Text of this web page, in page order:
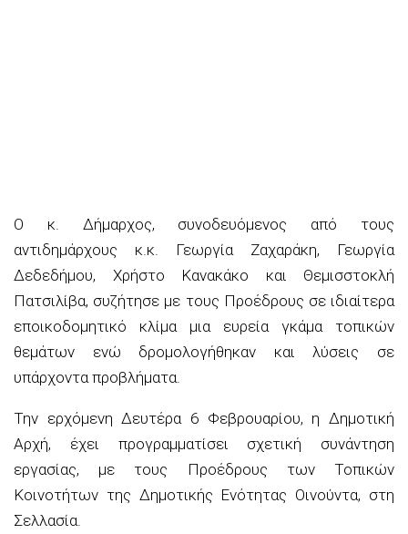
Ο κ. Δήμαρχος, συνοδευόμενος από τους
αντιδημάρχους κ.κ. Γεωργία Ζαχαράκη, Γεωργία
Δεδεδήμου, Χρήστο Κανακάκο και Θεμισστοκλή
Πατσιλίβα, συζήτησε με τους Προέδρους σε ιδιαίτερα
εποικοδομητικό κλίμα μια ευρεία γκάμα τοπικών
θεμάτων ενώ δρομολογήθηκαν και λύσεις σε
υπάρχοντα προβλήματα.
Την ερχόμενη Δευτέρα 6 Φεβρουαρίου, η Δημοτική
Αρχή, έχει προγραμματίσει σχετική συνάντηση
εργασίας, με τους Προέδρους των Τοπικών
Κοινοτήτων της Δημοτικής Ενότητας Οινούντα, στη
Σελλασία.